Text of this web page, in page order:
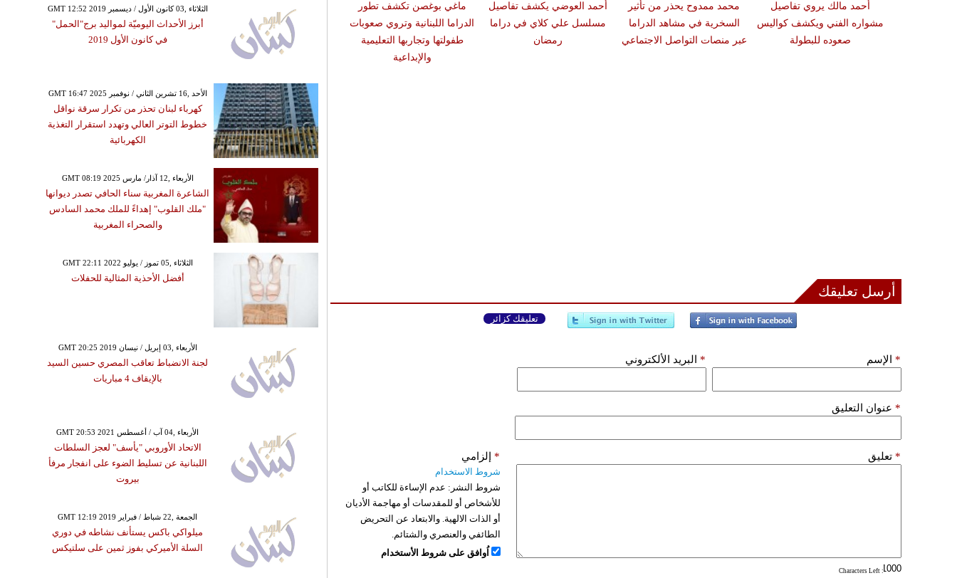
ماغي بوغصن تكشف تطور
الدراما اللبنانية وتروي صعوبات
طفولتها وتجاربها التعليمية
والإبداعية
أحمد العوضي يكشف تفاصيل
مسلسل علي كلاي في دراما
رمضان
محمد ممدوح يحذر من تأثير
السخرية في مشاهد الدراما
عبر منصات التواصل الاجتماعي
أحمد مالك يروي تفاصيل
مشواره الفني ويكشف كواليس
صعوده للبطولة
أرسل تعليقك
تعليقك كزائر
الإسم * البريد الألكتروني *
عنوان التعليق *
تعليق *
: Characters Left
إلزامي *
شروط الاستخدام
شروط النشر: عدم الإساءة للكاتب أو
للأشخاص أو للمقدسات أو مهاجمة الأديان
أو الذات الالهية. والابتعاد عن التحريض
الطائفي والعنصري والشتائم.
اُوافق على شروط الأستخدام
GMT 12:52 2019 الثلاثاء ,03 كانون الأول / ديسمبر
أبرز الأحداث اليوميّة لمواليد برج"الحمل"
في كانون الأول 2019
GMT 16:47 2025 الأحد ,16 تشرين الثاني / نوفمبر
كهرباء لبنان تحذر من تكرار سرقة نواقل
خطوط التوتر العالي وتهدد استقرار التغذية
الكهربائية
GMT 08:19 2025 الأربعاء ,12 آذار/ مارس
الشاعرة المغربية سناء الحافي تصدر ديوانها
"ملك القلوب" إهداءً للملك محمد السادس
والصحراء المغربية
GMT 22:11 2022 الثلاثاء ,05 تموز / يوليو
أفضل الأحذية المثالية للحفلات
GMT 20:25 2019 الأربعاء ,03 إبريل / نيسان
لجنة الانضباط تعاقب المصري حسين السيد
بالإيقاف 4 مباريات
GMT 20:53 2021 الأربعاء ,04 آب / أغسطس
الاتحاد الأوروبي "يأسف" لعجز السلطات
اللبنانية عن تسليط الضوء على انفجار مرفأ
بيروت
GMT 12:19 2019 الجمعة ,22 شباط / فبراير
ميلواكي باكس يستأنف نشاطه في دوري
السلة الأميركي بفوز ثمين على سلتيكس